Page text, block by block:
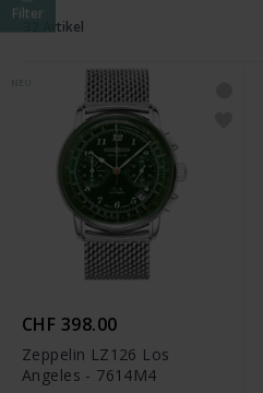
Filter
32 Artikel
CHF 398.00
Zeppelin LZ126 Los
Angeles - 7614M4